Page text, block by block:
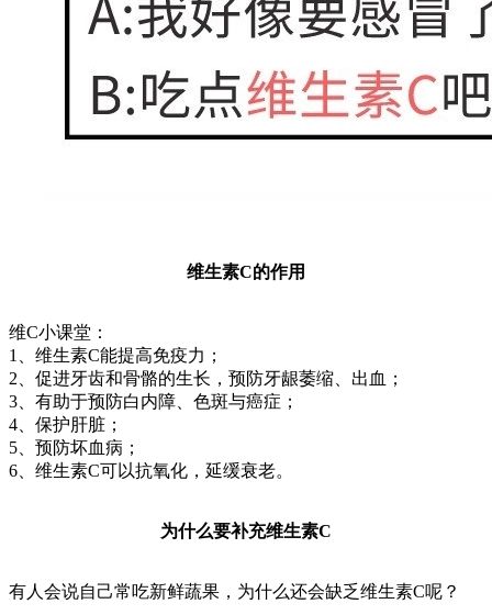
维生素C的作用
维C小课堂：
1、维生素C能提高免疫力；
2、促进牙齿和骨骼的生长，预防牙龈萎缩、出血；
3、有助于预防白内障、色斑与癌症；
4、保护肝脏；
5、预防坏血病；
6、维生素C可以抗氧化，延缓衰老。
为什么要补充维生素C
有人会说自己常吃新鲜蔬果， 为什么还会缺乏维生素C呢？